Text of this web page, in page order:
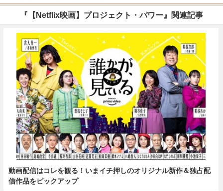
『【Netflix映画】プロジェクト・パワー』関連記事
動画配信はコレを観る！いまイチ押しのオリジナル新作＆独占配
信作品をピックアップ